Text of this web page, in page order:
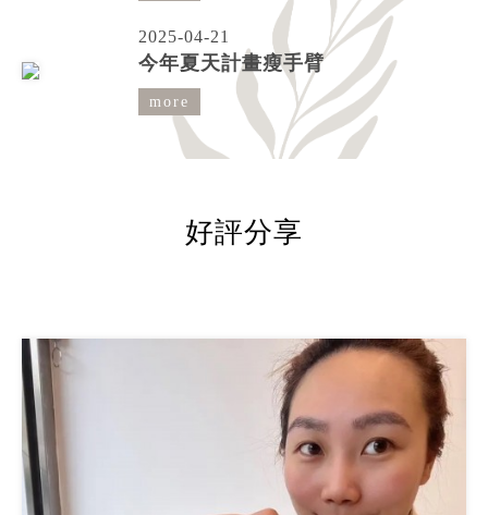
90分鐘/優惠價3800 凡約定此療程即贈
瑞士 Cellcore ＋倍激光水面膜一盒/6片
入市價NT1800 立即預約：
https://lin.ee/Q4ixwRX ♦敬請事先預
約，孕婦不適用此療程方案。 ♦本優惠
不得與其...
2025-04-21
今年夏天計畫瘦手臂
more
好評分享